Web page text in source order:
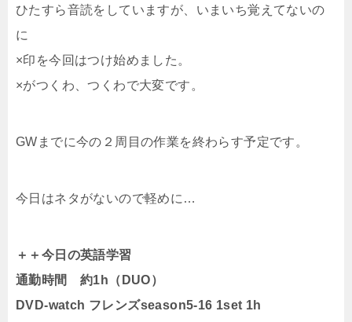
ひたすら音読をしていますが、いまいち覚えてないの
に
×印を今回はつけ始めました。
×がつくわ、つくわで大変です。
GWまでに今の２周目の作業を終わらす予定です。
今日はネタがないので軽めに…
＋＋今日の英語学習
通勤時間 約1h（DUO）
DVD-watch フレンズseason5-16 1set 1h